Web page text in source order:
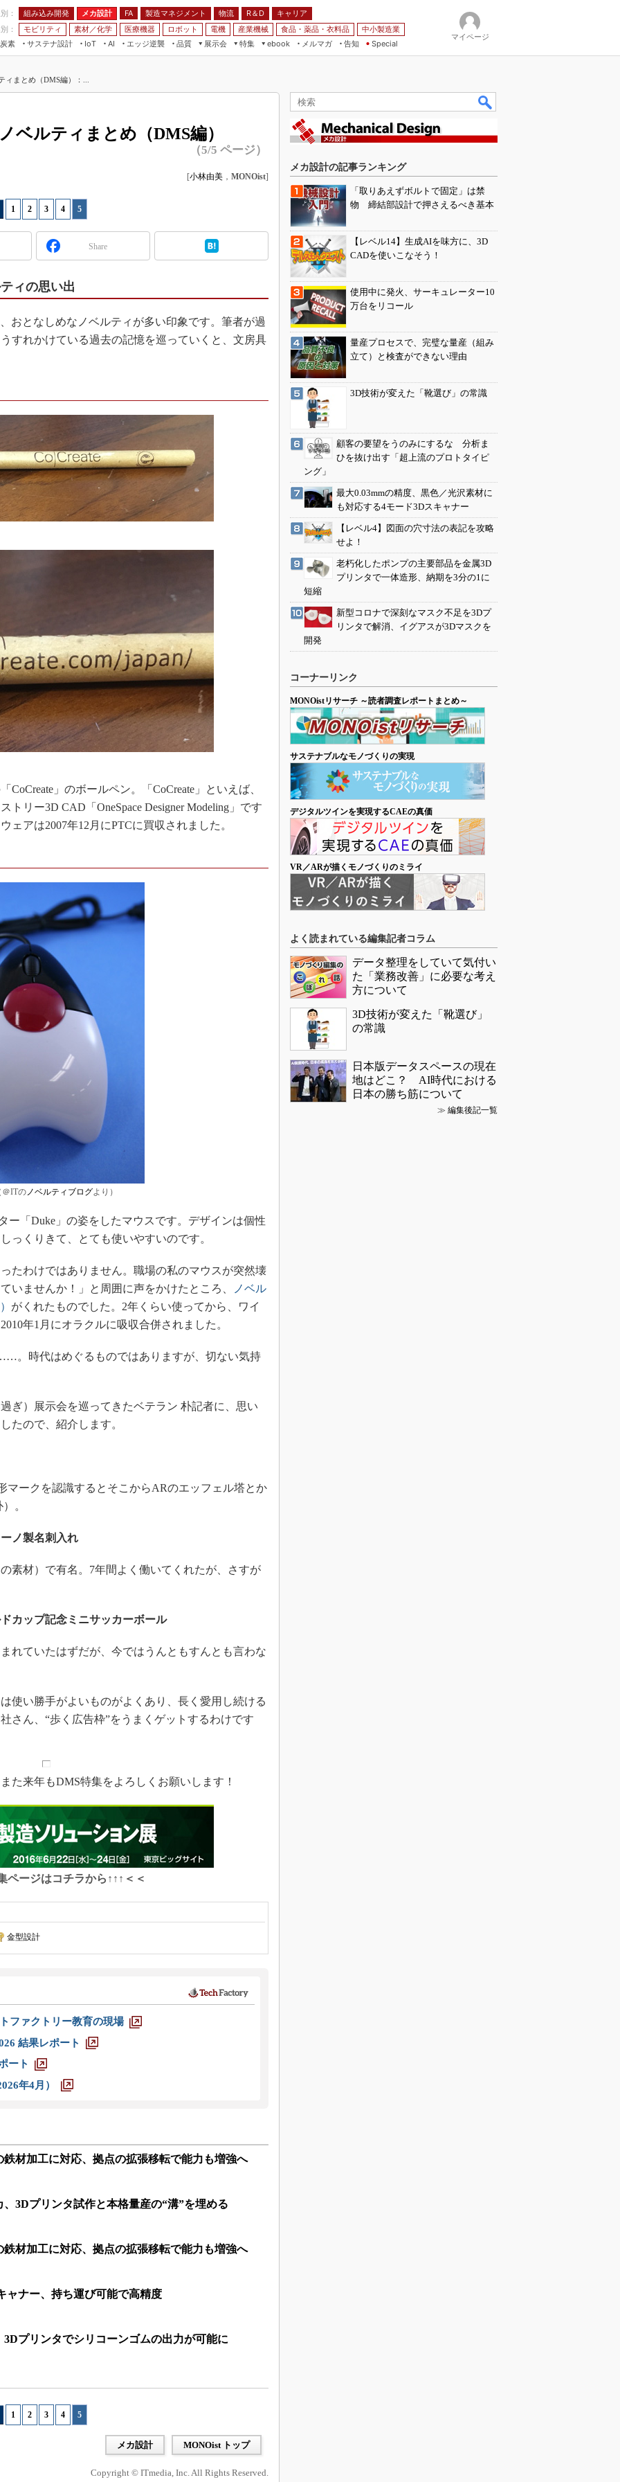
： 組み込み開発 メカ設計 FA 製造マネジメント 物流 R＆D
キャリア
：
モビリティ 素材／化学 医療機器 ロボット 電機 産業機械 食品・薬品・衣料品
中小製造業
素
サステナ設計 IoT
AI
全
エッジ逆襲 品質
展示会
JIMTOF
IIFES
TECHNO-FRONTIER
人テク展
EdgeTech+
日本ものづくりワールド
産業オープンネット展
特集
フィールドサービス
Windows Embedded
車載ソフト開発
デジタルツインとCAE
イノベーション
製造業ビッグデータ
メイドインジャパン
植物工場
知財マネジメント
海外生産
制御セキュリティ
ebook
FA
モビリティ
メルマガ
告知 Special
マイページ
まとめ（DMS編）：...
ベルティまとめ（DMS編）
（5/5 ページ）
[小林由美 ， MONOist]
1 2 3 4 5
Share
ィの思い出
となしめなノベルティが多い印象です。筆者が過
れかけている過去の記憶を巡っていくと、文房具
」のボールペン。「CoCreate」といえば、
リー3D CAD「OneSpace Designer Modeling」です
ェアは2007年12月にPTCに買収されました。
＠ITのノベルティブログより）
「Duke」の姿をしたマウスです。デザインは個性
っくりきて、とても使いやすいのです。
わけではありません。職場の私のマウスが突然壊
いませんか！」と周囲に声をかけたところ、
ノベル
がくれたものでした。2年くらい使ってから、ワイ
年1月にオラクルに吸収合併されました。
時代はめぐるものではありますが、切ない気持
）展示会を巡ってきたベテラン 朴記者に、思い
たので、紹介します。
マークを認識するとそこからARのエッフェル塔とか
。
ノ製名刺入れ
素材）で有名。7年間よく働いてくれたが、さすが
カップ記念ミニサッカーボール
れていたはずだが、今ではうんともすんとも言わな
い勝手がよいものがよくあり、長く愛用し続ける
さん、“歩く広告枠”をうまくゲットするわけです
来年もDMS特集をよろしくお願いします！
ページはコチラから↑↑↑＜＜
金型設計
ファクトリー教育の現場
結果レポート
ート
年4月）
材加工に対応、拠点の拡張移転で能力も増強へ
3Dプリンタ試作と本格量産の“溝”を埋める
材加工に対応、拠点の拡張移転で能力も増強へ
ャナー、持ち運び可能で高精度
プリンタでシリコーンゴムの出力が可能に
1 2 3 4 5
メカ設計 MONOist トップ
Copyright © ITmedia, Inc. All Rights Reserved.
メカ設計の記事ランキング
「取りあえずボルトで固定」は禁
物 締結部設計で押さえるべき基本
【レベル14】生成AIを味方に、3D
CADを使いこなそう！
使用中に発火、サーキュレーター10
万台をリコール
量産プロセスで、完璧な量産（組み
立て）と検査ができない理由
3D技術が変えた「靴選び」の常識
顧客の要望をうのみにするな 分析ま
ひを抜け出す「超上流のプロトタイピ
ング」
最大0.03mmの精度、黒色／光沢素材に
も対応する4モード3Dスキャナー
【レベル4】図面の穴寸法の表記を攻略
せよ！
老朽化したポンプの主要部品を金属3D
プリンタで一体造形、納期を3分の1に
短縮
新型コロナで深刻なマスク不足を3Dプ
リンタで解消、イグアスが3Dマスクを
開発
コーナーリンク
MONOistリサーチ ～読者調査レポートまとめ～
サステナブルなモノづくりの実現
デジタルツインを実現するCAEの真価
VR／ARが描くモノづくりのミライ
よく読まれている編集記者コラム
データ整理をしていて気付い
た「業務改善」に必要な考え
方について
3D技術が変えた「靴選び」
の常識
日本版データスペースの現在
地はどこ？ AI時代における
日本の勝ち筋について
≫ 編集後記一覧